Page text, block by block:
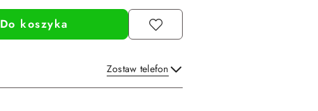
Do koszyka
Zostaw telefon
Wyślij